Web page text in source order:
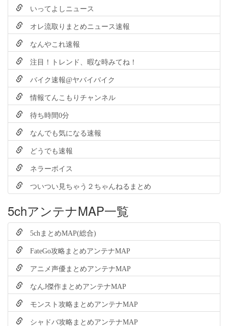
いってよしニュース
オレ流取りまとめニュース速報
なんやこれ速報
注目！トレンド、暇な時みてね！
バイク速報@ヤバイバイク
情報てんこもりチャンネル
待ち時間0分
なんでも気になる速報
どうでも速報
ネラーボイス
ついつい見ちゃう２ちゃんねるまとめ
5chアンテナMAP一覧
5chまとめMAP(総合)
FateGo攻略まとめアンテナMAP
アニメ声優まとめアンテナMAP
なんJ傑作まとめアンテナMAP
モンスト攻略まとめアンテナMAP
シャドバ攻略まとめアンテナMAP